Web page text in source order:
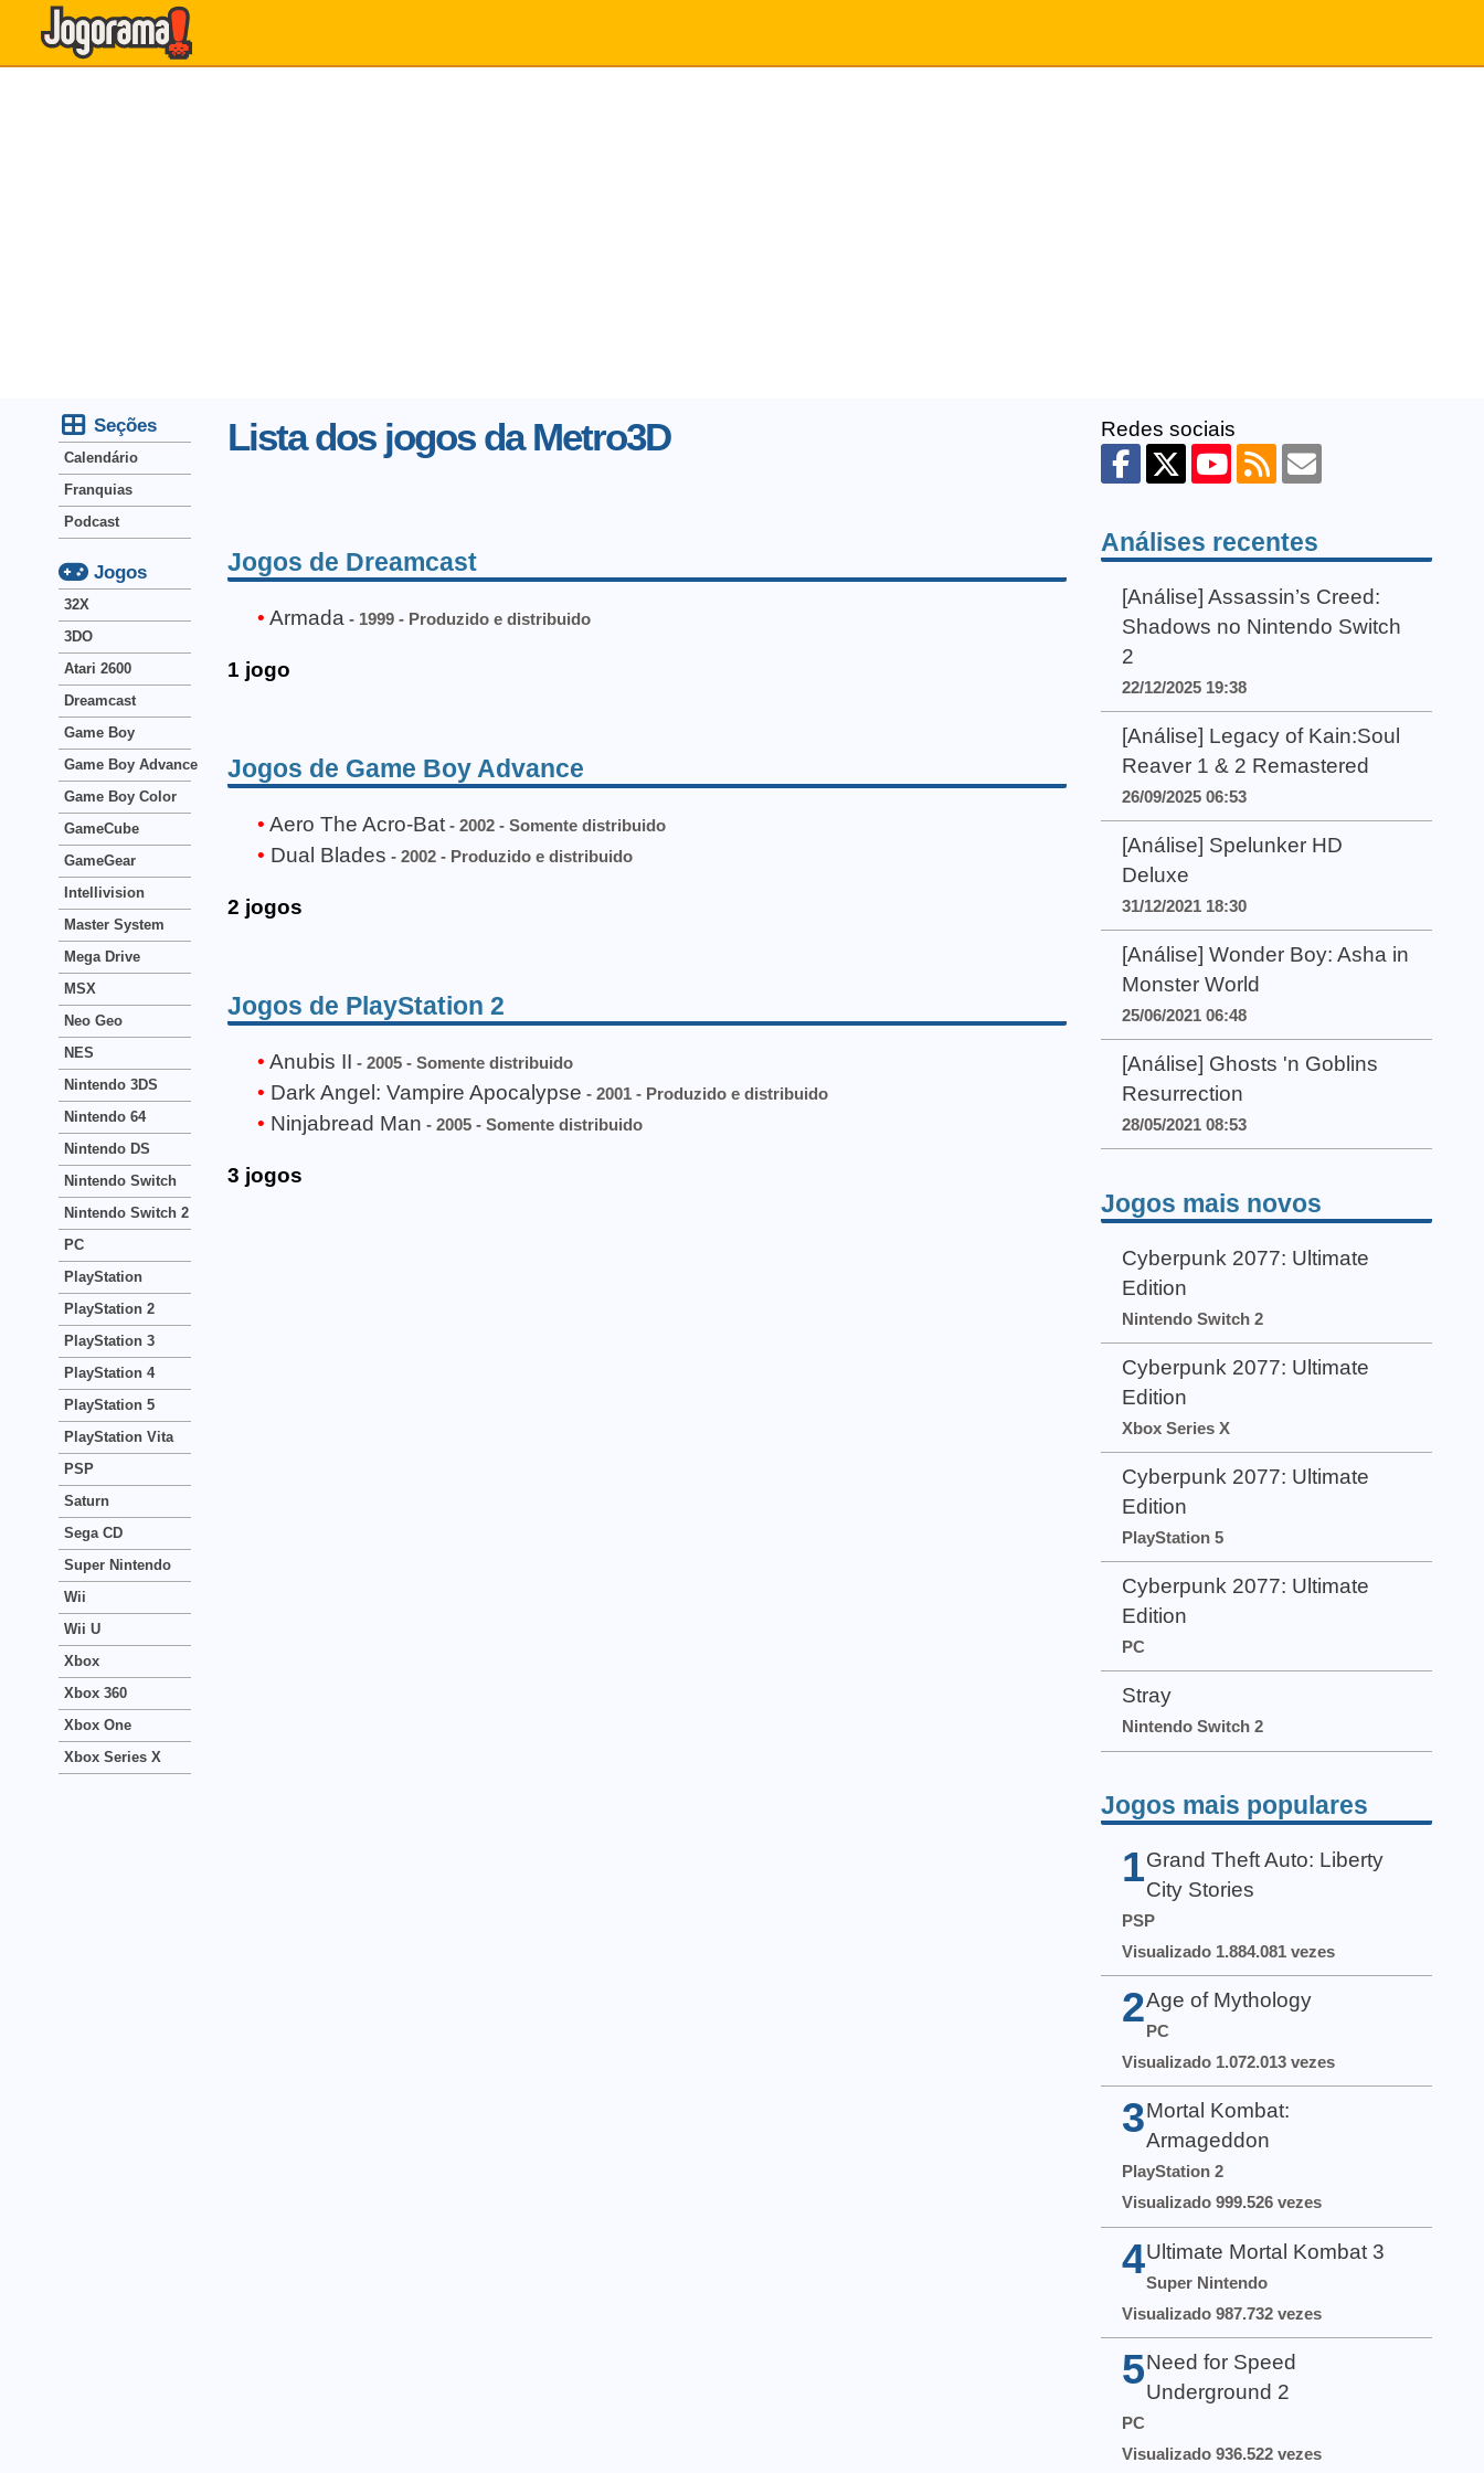
Lista dos jogos da Metro3D
Jogos de Dreamcast
Armada - 1999 - Produzido e distribuido
1 jogo
Jogos de Game Boy Advance
Aero The Acro-Bat- 2002 - Somente distribuido
Dual Blades - 2002 - Produzido e distribuido
2 jogos
Jogos de PlayStation 2
Anubis II - 2005 - Somente distribuido
Dark Angel: Vampire Apocalypse - 2001 - Produzido e distribuido
Ninjabread Man - 2005 - Somente distribuido
3 jogos
Seções
Calendário
Franquias
Podcast
Jogos
32X
3DO
Atari 2600
Dreamcast
Game Boy
Game Boy Advance
Game Boy Color
GameCube
GameGear
Intellivision
Master System
Mega Drive
MSX
Neo Geo
NES
Nintendo 3DS
Nintendo 64
Nintendo DS
Nintendo Switch
Nintendo Switch 2
PC
PlayStation
PlayStation 2
PlayStation 3
PlayStation 4
PlayStation 5
PlayStation Vita
PSP
Saturn
Sega CD
Super Nintendo
Wii
Wii U
Xbox
Xbox 360
Xbox One
Xbox Series X
Redes sociais
Análises recentes
[Análise] Assassin’s Creed:
Shadows no Nintendo Switch
2
22/12/2025 19:38
[Análise] Legacy of Kain:Soul
Reaver 1 & 2 Remastered
26/09/2025 06:53
[Análise] Spelunker HD
Deluxe
31/12/2021 18:30
[Análise] Wonder Boy: Asha in
Monster World
25/06/2021 06:48
[Análise] Ghosts 'n Goblins
Resurrection
28/05/2021 08:53
Jogos mais novos
Cyberpunk 2077: Ultimate
Edition
Nintendo Switch 2
Cyberpunk 2077: Ultimate
Edition
Xbox Series X
Cyberpunk 2077: Ultimate
Edition
PlayStation 5
Cyberpunk 2077: Ultimate
Edition
PC
Stray
Nintendo Switch 2
Jogos mais populares
1 Grand Theft Auto: Liberty
City Stories
PSP
Visualizado 1.884.081 vezes
2Age of Mythology
PC
Visualizado 1.072.013 vezes
3 Mortal Kombat:
Armageddon
PlayStation 2
Visualizado 999.526 vezes
4 Ultimate Mortal Kombat 3
Super Nintendo
Visualizado 987.732 vezes
5 Need for Speed
Underground 2
PC
Visualizado 936.522 vezes